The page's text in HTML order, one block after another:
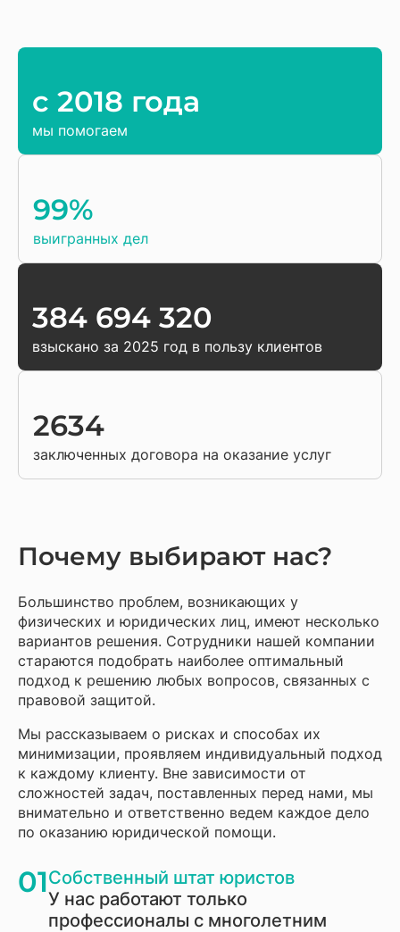
c 2018 года
мы помогаем
99%
выигранных дел
384 694 320
взыскано за 2025 год в пользу клиентов
2634
заключенных договора на оказание услуг
Почему выбирают нас?
Большинство проблем, возникающих у
физических и юридических лиц, имеют несколько
вариантов решения. Сотрудники нашей компании
стараются подобрать наиболее оптимальный
подход к решению любых вопросов, связанных с
правовой защитой.
Мы рассказываем о рисках и способах их
минимизации, проявляем индивидуальный подход
к каждому клиенту. Вне зависимости от
сложностей задач, поставленных перед нами, мы
внимательно и ответственно ведем каждое дело
по оказанию юридической помощи.
01Собственный штат юристов
У нас работают только
профессионалы с многолетним